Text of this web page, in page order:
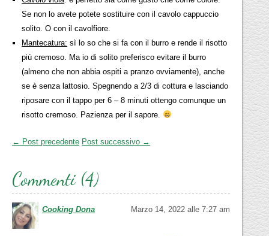
Se non lo avete potete sostituire con il cavolo cappuccio
solito. O con il cavolfiore.
Mantecatura: sì lo so che si fa con il burro e rende il risotto
più cremoso. Ma io di solito preferisco evitare il burro
(almeno che non abbia ospiti a pranzo ovviamente), anche
se è senza lattosio. Spegnendo a 2/3 di cottura e lasciando
riposare con il tappo per 6 – 8 minuti ottengo comunque un
risotto cremoso. Pazienza per il sapore.
← Post precedente Post successivo →
Commenti (4)
Cooking Dona Marzo 14, 2022 alle 7:27 am